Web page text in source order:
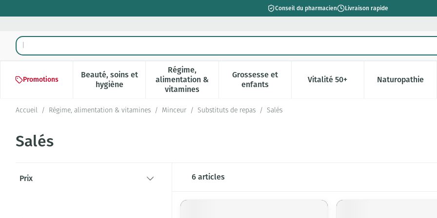
Conseil du pharmacien Livraison rapide
Rechercher
Promotions
Beauté, soins et
hygièneAfficher le sous-menu pour la catégorie Beauté, soins et hygiène
Régime,
alimentation &
vitamines
Afficher le sous-menu pour la catégorie Régime, alimentation &
Grossesse et
enfantsAfficher le sous-menu pour la catégorie Grossesse
Vitalité 50+Afficher le sous-menu pour la
Naturopathie
Afficher le
Accueil / Régime, alimentation & vitamines / Minceur / Substituts de repas / Salés
Salés
Prix
6 articles